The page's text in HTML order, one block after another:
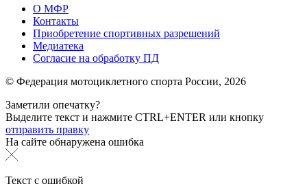
О МФР
Контакты
Приобретение спортивных разрешений
Медиатека
Согласие на обработку ПД
© Федерация мотоциклетного спорта России, 2026
Заметили опечатку?
Выделите текст и нажмите CTRL+ENTER или кнопку
отправить правку
На сайте обнаружена ошибка
Текст с ошибкой